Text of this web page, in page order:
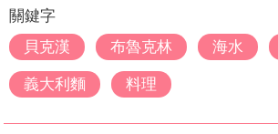
關鍵字
貝克漢
布魯克林 海水
義大利麵 料理